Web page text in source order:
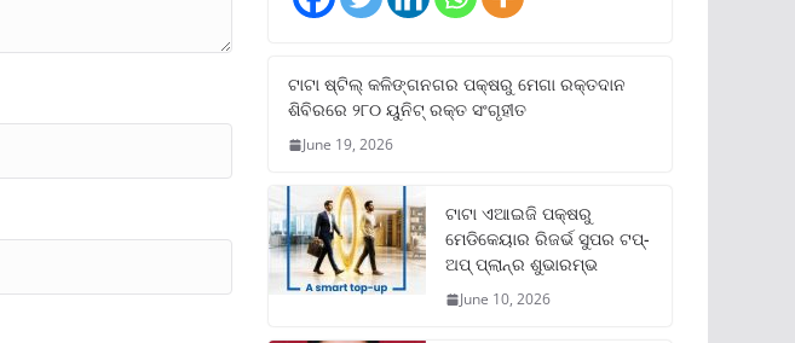
ଟାଟା ଷ୍ଟିଲ୍‌ କଳିଙ୍ଗନଗର ପକ୍ଷରୁ ମେଗା ରକ୍ତଦାନ
ଶିବିରରେ ୨୮୦ ୟୁନିଟ୍‌ ରକ୍ତ ସଂଗୃହୀତ
June 19, 2026
ଟାଟା ଏଆଇଜି ପକ୍ଷରୁ
ମେଡିକେୟାର ରିଜର୍ଭ ସୁପର ଟପ୍‌-
ଅପ୍ ପ୍ଲାନ୍‌ର ଶୁଭାରମ୍ଭ
June 10, 2026